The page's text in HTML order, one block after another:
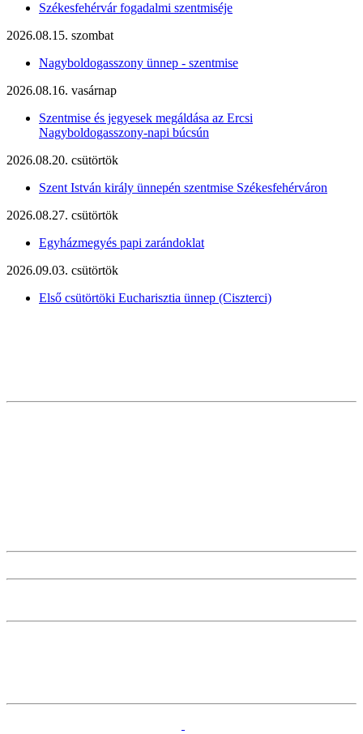
Székesfehérvár fogadalmi szentmiséje
2026.08.15. szombat
Nagyboldogasszony ünnep - szentmise
2026.08.16. vasárnap
Szentmise és jegyesek megáldása az Ercsi
Nagyboldogasszony-napi búcsún
2026.08.20. csütörtök
Szent István király ünnepén szentmise Székesfehérváron
2026.08.27. csütörtök
Egyházmegyés papi zarándoklat
2026.09.03. csütörtök
Első csütörtöki Eucharisztia ünnep (Ciszterci)